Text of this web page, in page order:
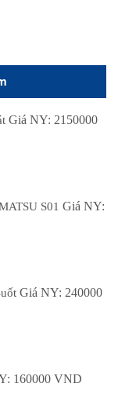
Giá NY: 2150000
S01 Giá NY:
Giá NY: 240000
160000 VND